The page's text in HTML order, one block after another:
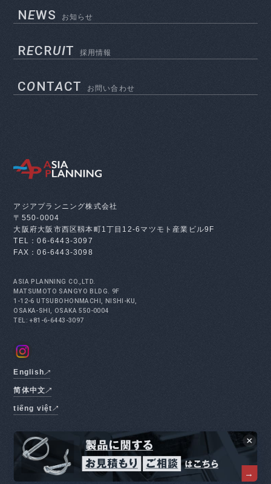
NEWS お知らせ
RECRUIT 採用情報
CONTACT お問い合わせ
アジアプランニング株式会社
〒550-0004
大阪府大阪市西区靱本町1丁目12-6 マツモト産業ビル9F
TEL：06-6443-3097
FAX：06-6443-3098
ASIA PLANNING CO.,LTD.
MATSUMOTO SANGYO BLDG. 9F
1-12-6 UTSUBOHONMACHI, NISHI-KU,
OSAKA-SHI, OSAKA 550-0004
TEL: +81-6-6443-3097
English
简体中文
tiếng việt
©2023 ASIA PLANNING ALL RIGHTS RESERVED.